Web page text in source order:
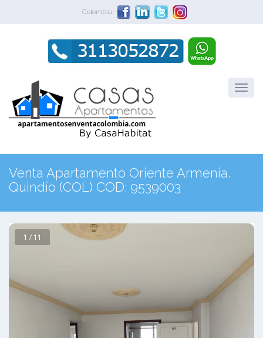
Colombia
Venta Apartamento Oriente Armenia.
Quindío (COL) COD: 9539003
1 / 11